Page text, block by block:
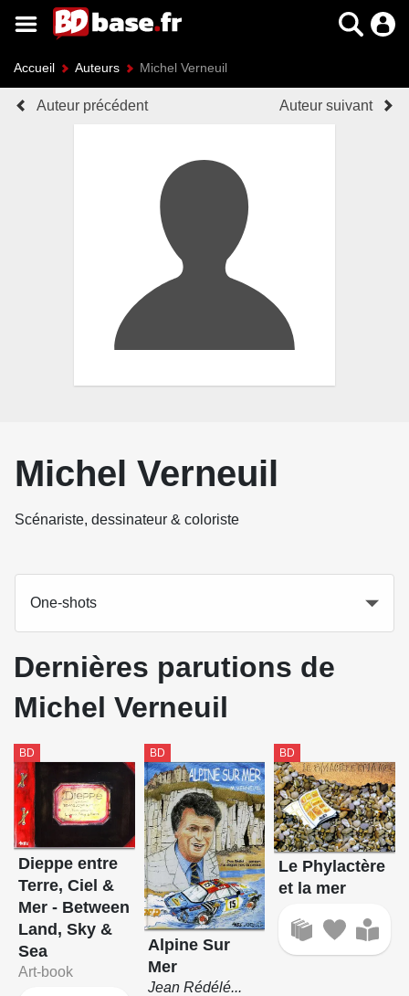
Accueil Auteurs Michel Verneuil
Auteur précédent Auteur suivant
Michel Verneuil
Scénariste, dessinateur & coloriste
One-shots
Dernières parutions de
Michel Verneuil
BD
Dieppe entre
Terre, Ciel &
Mer - Between
Land, Sky &
Sea
Art-book
BD
Alpine Sur
Mer
Jean Rédélé...
BD
Le Phylactère
et la mer